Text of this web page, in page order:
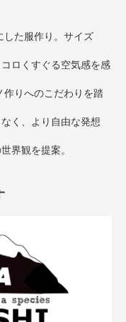
した服作り。サイズ
ロくすぐる空気感を感
作りへのこだわりを踏
く、より自由な発想
界観を提案。